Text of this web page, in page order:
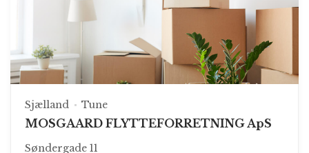
Sjælland Tune
MOSGAARD FLYTTEFORRETNING ApS
Søndergade 11